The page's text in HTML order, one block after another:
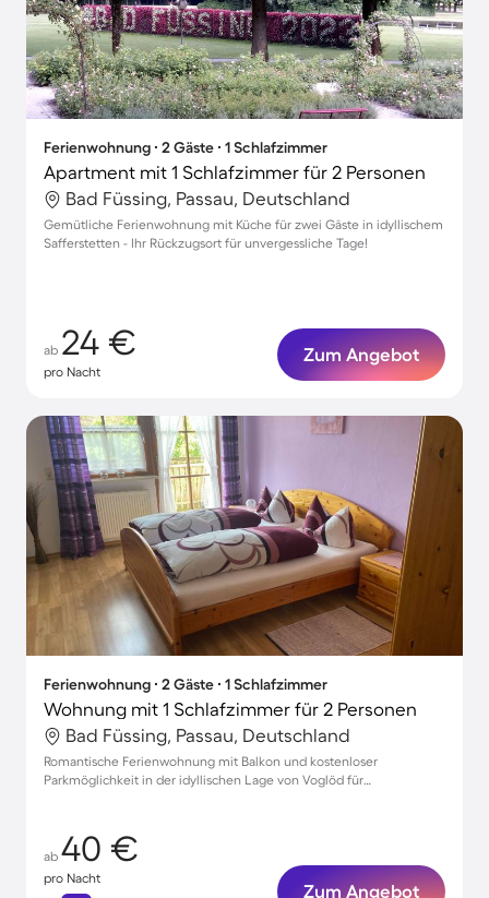
Ferienwohnung ∙ 2 Gäste ∙ 1 Schlafzimmer
Apartment mit 1 Schlafzimmer für 2 Personen
Bad Füssing, Passau, Deutschland
Gemütliche Ferienwohnung mit Küche für zwei Gäste in idyllischem
Safferstetten - Ihr Rückzugsort für unvergessliche Tage!
ab 24 €
pro Nacht
Zum Angebot
Ferienwohnung ∙ 2 Gäste ∙ 1 Schlafzimmer
Wohnung mit 1 Schlafzimmer für 2 Personen
Bad Füssing, Passau, Deutschland
Romantische Ferienwohnung mit Balkon und kostenloser
Parkmöglichkeit in der idyllischen Lage von Voglöd für
ab 40 €
pro Nacht
Zum Angebot